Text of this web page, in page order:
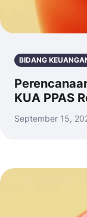
BIDANG
KUA PPAS
September 15,